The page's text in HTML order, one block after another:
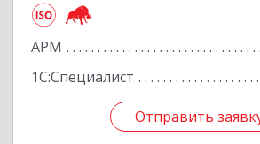
АРМ
1С:Специалист
Отправить
Отправить